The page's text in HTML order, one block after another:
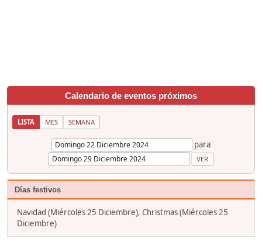
Calendario de eventos próximos
LISTA MES SEMANA
para
Días festivos
Navidad (Miércoles 25 Diciembre), Christmas (Miércoles 25
Diciembre)